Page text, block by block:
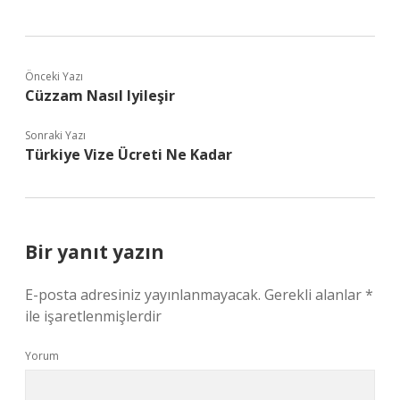
Önceki Yazı
Cüzzam Nasıl Iyileşir
Sonraki Yazı
Türkiye Vize Ücreti Ne Kadar
Bir yanıt yazın
E-posta adresiniz yayınlanmayacak. Gerekli alanlar*
ile işaretlenmişlerdir
Yorum